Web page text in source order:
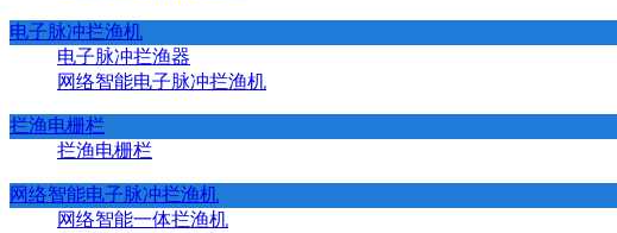
电子脉冲拦渔机
电子脉冲拦渔器
网络智能电子脉冲拦渔机
拦渔电栅栏
拦渔电栅栏
网络智能电子脉冲拦渔机
网络智能一体拦渔机